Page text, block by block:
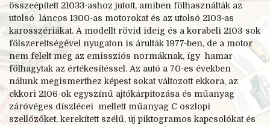
összeépített 21033-ashoz jutott, amiben fölhasználták az
utolsó láncos 1300-as motorokat és az utolsó 2103-as
karosszériákat. A modellt rövid ideig és a korabeli 2103-sok
fölszereltségével nyugaton is árulták 1977-ben, de a motor
nem felelt meg az emissziós normáknak, így hamar
fölhagytak az értékesítéssel. Az autó a 70-es években
nálunk megismerthez képest sokat változott ekkora, az
ekkori 2106-ok egyszínű ajtókárpitozása és műanyag
záróvéges díszlécei mellett műanyag C oszlopi
szellőzőket, kerekített szélű, új piktogramos kapcsolókat és